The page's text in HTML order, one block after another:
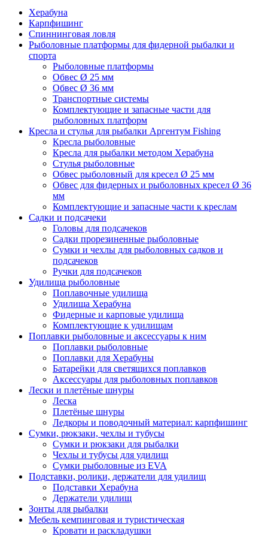
Херабуна
Карпфишинг
Спиннинговая ловля
Рыболовные платформы для фидерной рыбалки и
спорта
Рыболовные платформы
Обвес Ø 25 мм
Обвес Ø 36 мм
Транспортные системы
Комплектующие и запасные части для
рыболовных платформ
Кресла и стулья для рыбалки Аргентум Fishing
Кресла рыболовные
Кресла для рыбалки методом Херабуна
Стулья рыболовные
Обвес рыболовный для кресел Ø 25 мм
Обвес для фидерных и рыболовных кресел Ø 36
мм
Комплектующие и запасные части к креслам
Садки и подсачеки
Головы для подсачеков
Садки прорезиненные рыболовные
Сумки и чехлы для рыболовных садков и
подсачеков
Ручки для подсачеков
Удилища рыболовные
Поплавочные удилища
Удилища Херабуна
Фидерные и карповые удилища
Комплектующие к удилищам
Поплавки рыболовные и аксессуары к ним
Поплавки рыболовные
Поплавки для Херабуны
Батарейки для светящихся поплавков
Аксессуары для рыболовных поплавков
Лески и плетёные шнуры
Леска
Плетёные шнуры
Ледкоры и поводочный материал: карпфишинг
Сумки, рюкзаки, чехлы и тубусы
Сумки и рюкзаки для рыбалки
Чехлы и тубусы для удилищ
Сумки рыболовные из EVA
Подставки, ролики, держатели для удилищ
Подставки Херабуна
Держатели удилищ
Зонты для рыбалки
Мебель кемпинговая и туристическая
Кровати и раскладушки